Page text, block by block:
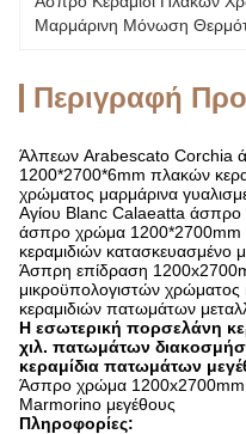
Μαρμάρινη Μόνωση
Περιγραφή
Άλπεων Arabescato Corchia
1200*2700*6mm πλακών
χρώματος μαρμάρινα
Αγίου Blanc Calaeatta
άσπρο χρώμα
κεραμιδιών κατασκευασμένο
Άσπρη επίδραση
μικροϋπολογιστών χρώματος
κεραμιδιών πατωμάτων
Η εσωτερική πορσελάνη
χιλ. πατωμάτων
κεραμίδια πατωμάτων
Άσπρο χρώμα 1200x2700mm
Marmorino μεγέθους
Πληροφορίες: